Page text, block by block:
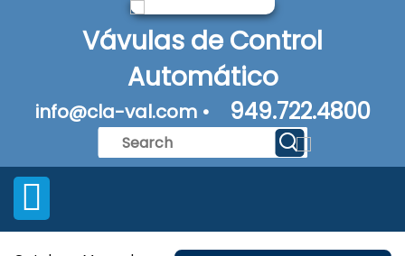
Vávulas de Control
Automático
info@cla-val.com • 949.722.4800